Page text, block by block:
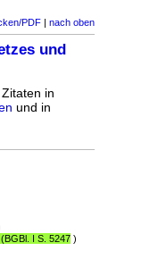
PDF | nach oben
und
in
und in
I S. 5247 )